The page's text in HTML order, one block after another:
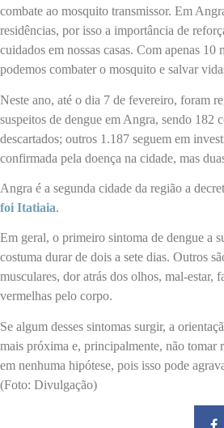
combate ao mosquito transmissor. Em
residências, por isso a importância de
cuidados em nossas casas. Com apenas 10
podemos combater o mosquito e salvar
Neste ano, até o dia 7 de fevereiro, foram
suspeitos de dengue em Angra, sendo 182
descartados; outros 1.187 seguem em
confirmada pela doença na cidade, mas
Angra é a segunda cidade da região a
foi Itatiaia.
Em geral, o primeiro sintoma de dengue a
costuma durar de dois a sete dias. Outros
musculares, dor atrás dos olhos, mal-estar,
vermelhas pelo corpo.
Se algum desses sintomas surgir, a
mais próxima e, principalmente, não tomar
em nenhuma hipótese, pois isso pode
(Foto: Divulgação)